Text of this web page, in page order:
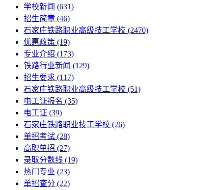
学校新闻 (631)
招生简章 (46)
石家庄铁路职业高级技工学校 (2470)
优惠政策 (19)
专业介绍 (173)
铁路行业新闻 (129)
招生要求 (117)
石家庄铁路职业高级技工学校​ (51)
电工证报名 (35)
电工证 (39)
石家庄铁路职业技工学校 (26)
单招考试 (28)
高职单招 (27)
录取分数线 (19)
热门专业 (23)
单招查分 (22)